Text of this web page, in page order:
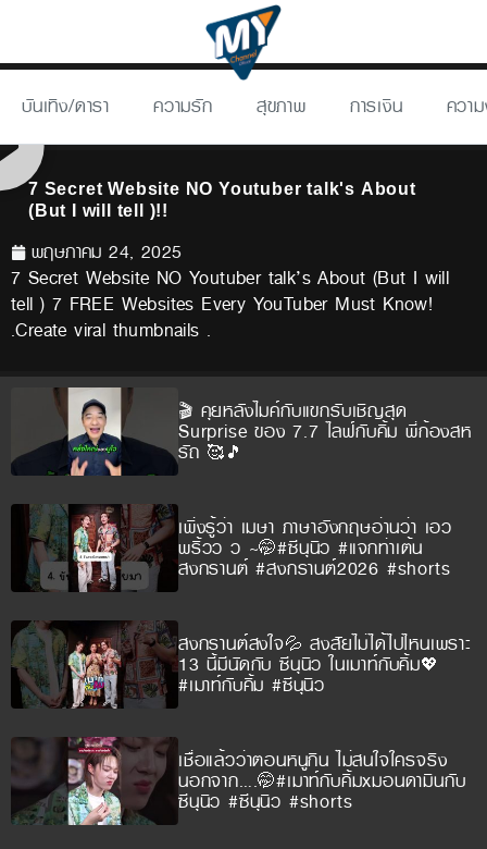
บันเทิง/ดารา ความรัก สุขภาพ การเงิน ควา
7 Secret Website NO Youtuber talk's About
(But I will tell )!!
พฤษภาคม 24, 2025
7 Secret Website NO Youtuber talk’s About (But I will
tell ) 7 FREE Websites Every YouTuber Must Know!
.Create viral thumbnails .
🎬 คุยหลังไมค์กับแขกรับเชิญสุด
Surprise ของ 7.7 ไลฟ์กับคิ้ม พี่ก้องสห
รัถ 🥰🎵
เพิ่งรู้ว่า เมษา ภาษาอังกฤษอ่านว่า เอว
พริ้วว ว ~🤭#ซีนุนิว #แจกท่าเต้น
สงกรานต์ #สงกรานต์2026 #shorts
สงกรานต์สงใจ💦 สงสัยไม่ได้ไปไหนเพราะ
13 นี้มีนัดกับ ซีนุนิว ในเมาท์กับคิ้ม💖
#เมาท์กับคิ้ม #ซีนุนิว
เชื่อแล้วว่าตอนหนูกิน ไม่สนใจใครจริง
นอกจาก….🤭#เมาท์กับคิ้มxมอนดามินกับ
ซีนุนิว #ซีนุนิว #shorts